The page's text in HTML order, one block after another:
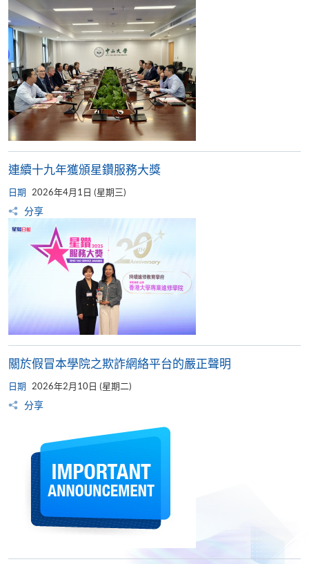
連續十九年獲頒星鑽服務大獎
日期 2026年4月1日 (星期三)
分享
關於假冒本學院之欺詐網絡平台的嚴正聲明
日期 2026年2月10日 (星期二)
分享